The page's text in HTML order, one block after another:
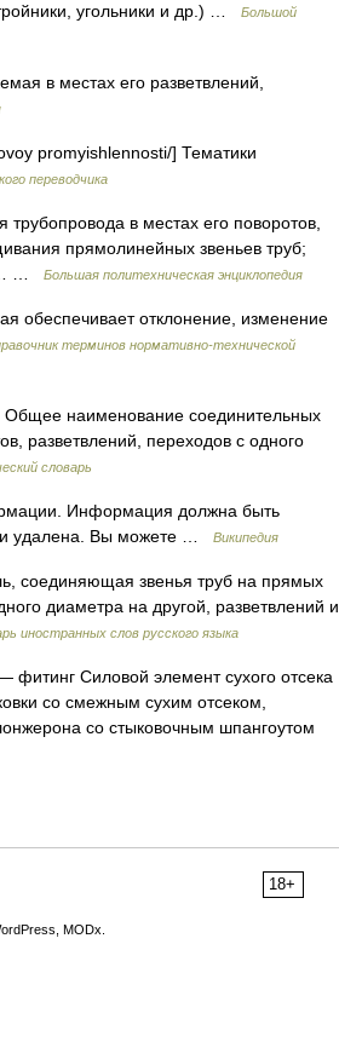
угольники и др.) …
Большой
в местах его разветвлений,
promyishlennosti/] Тематики
переводчика
в местах его поворотов,
прямолинейных звеньев труб;
…
Большая политехническая энциклопедия
обеспечивает отклонение, изменение
терминов нормативно-технической
наименование соединительных
разветвлений, переходов с одного
словарь
Информация должна быть
и удалена. Вы можете …
Википедия
соединяющая звенья труб на прямых
диаметра на другой, разветвлений и
иностранных слов русского языка
фитинг Силовой элемент сухого отсека
со смежным сухим отсеком,
со стыковочным шпангоутом
18+
MODx.